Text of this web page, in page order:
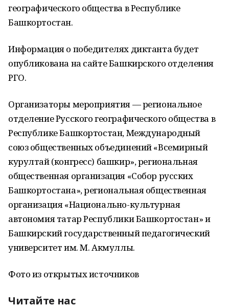
географического общества в Республике
Башкортостан.
Информация о победителях диктанта будет
опубликована на сайте Башкирского отделения
РГО.
Организаторы мероприятия — региональное
отделение Русского географического общества в
Республике Башкортостан, Международный
союз общественных объединений «Всемирный
курултай (конгресс) башкир», региональная
общественная организация «Собор русских
Башкортостана», региональная общественная
организация «Национально-культурная
автономия татар Республики Башкортостан» и
Башкирский государственный педагогический
университет им. М. Акмуллы.
Фото из открытых источников
Читайте нас